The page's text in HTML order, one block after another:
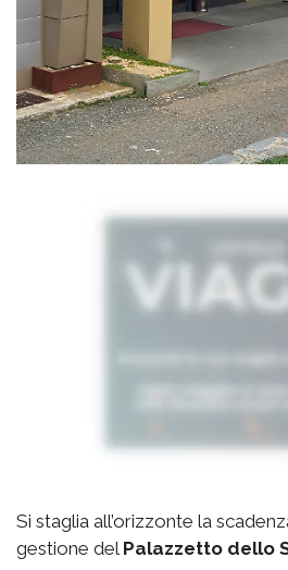
Si staglia all’orizzonte la
gestione del Palazzetto dello